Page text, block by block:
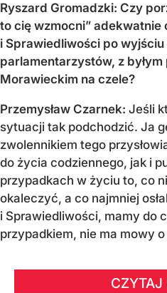
Ryszard Gromadzki: Czy
to cię wzmocni” adekwatnie
i Sprawiedliwości po
parlamentarzystów, z
Morawieckim na czele?
Przemysław Czarnek: Jeśli
sytuacji tak podchodzić. Ja
zwolennikiem tego
do życia codziennego, jak i
przypadkach w życiu to, co
okaleczyć, a co najmniej
i Sprawiedliwości, mamy do
przypadkiem, nie ma mowy
CZYTAJ